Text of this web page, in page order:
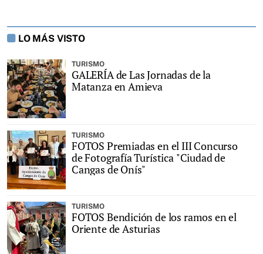
LO MÁS VISTO
TURISMO
GALERÍA de Las Jornadas de la
Matanza en Amieva
TURISMO
FOTOS Premiadas en el III Concurso
de Fotografía Turística "Ciudad de
Cangas de Onís"
TURISMO
FOTOS Bendición de los ramos en el
Oriente de Asturias